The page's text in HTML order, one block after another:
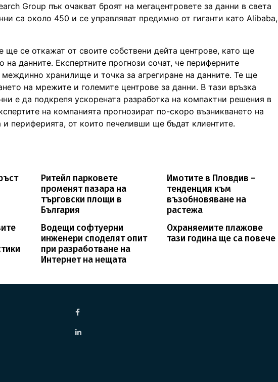
Group пък очакват броят на мегацентровете за данни в света
са около 450 и се управляват предимно от гиганти като Alibaba,
се откажат от своите собствени дейта центрове, като ще
на данните. Експертните прогнози сочат, че периферните
хранилище и точка за агрегиране на данните. Те ще
на мрежите и големите центрове за данни. В тази връзка
е да подкрепя ускорената разработка на компактни решения в
на компанията прогнозират по-скоро възникването на
периферията, от които печеливши ще бъдат клиентите.
Ритейл парковете
променят пазара на
търговски площи в
България
Имотите в Пловдив –
тенденция към
възобновяване на
растежа
Водещи софтуерни
инженери споделят опит
при разработване на
Интернет на нещата
Охраняемите плажове
тази година ще са повече